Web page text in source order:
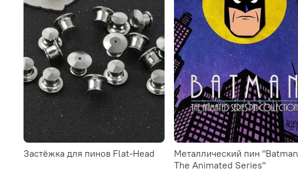
Застёжка для пинов Flat-Head
Металлический пин "Batman
The Animated Series"